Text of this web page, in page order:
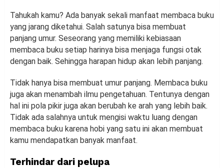
Tahukah kamu? Ada banyak sekali manfaat membaca buku
yang jarang diketahui. Salah satunya bisa membuat
panjang umur. Seseorang yang memiliki kebiasaan
membaca buku setiap harinya bisa menjaga fungsi otak
dengan baik. Sehingga harapan hidup akan lebih panjang.
Tidak hanya bisa membuat umur panjang. Membaca buku
juga akan menambah ilmu pengetahuan. Tentunya dengan
hal ini pola pikir juga akan berubah ke arah yang lebih baik.
Tidak ada salahnya untuk mengisi waktu luang dengan
membaca buku karena hobi yang satu ini akan membuat
kamu mendapatkan banyak manfaat.
Terhindar dari pelupa